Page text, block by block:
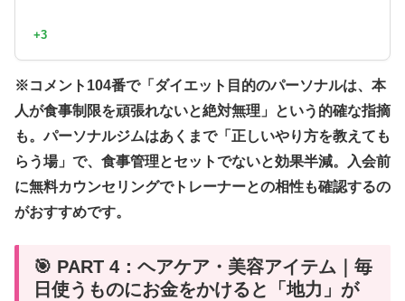
+3
※コメント104番で「ダイエット目的のパーソナルは、本
人が食事制限を頑張れないと絶対無理」という的確な指摘
も。パーソナルジムはあくまで「正しいやり方を教えても
らう場」で、食事管理とセットでないと効果半減。入会前
に無料カウンセリングでトレーナーとの相性も確認するの
がおすすめです。
🎯 PART 4：ヘアケア・美容アイテム｜毎
日使うものにお金をかけると「地力」が